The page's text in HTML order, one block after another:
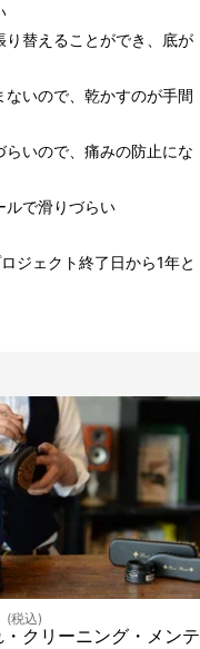
り替えることができ、底が
ないので、乾かすのが手間
らいので、痛みの防止にな
ルで滑りづらい
ジェクト終了日から1年と
クリーニング・メンテ
(税込)